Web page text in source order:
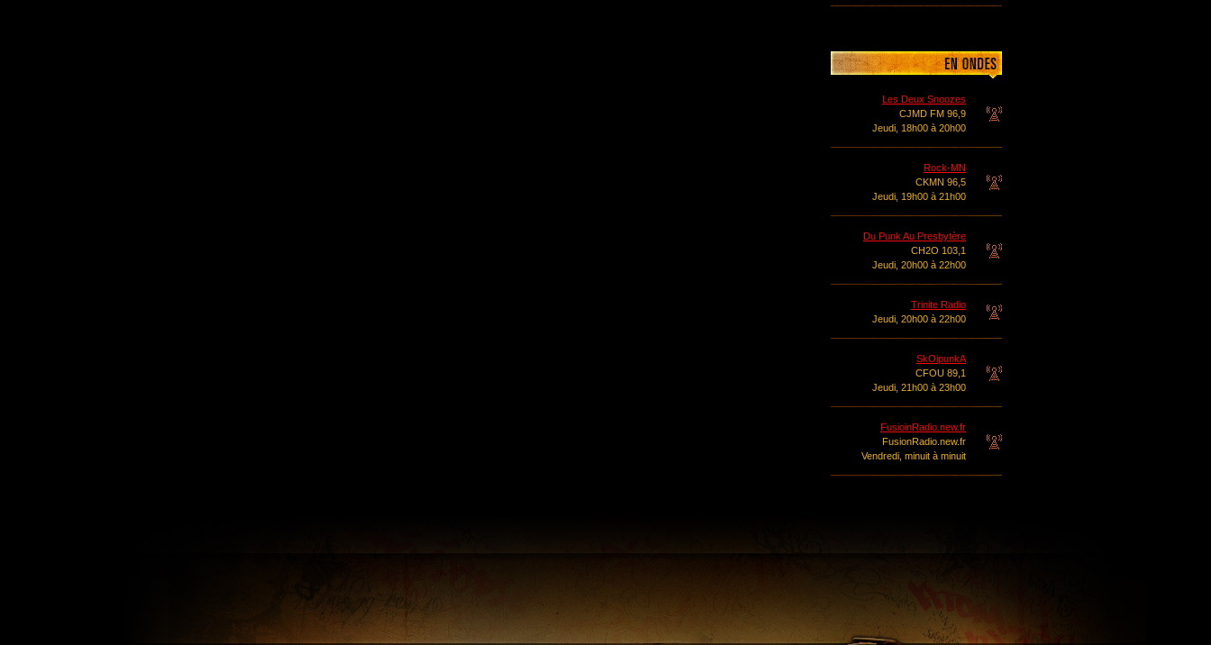
Les Deux Snoozes
CJMD FM 96,9
Jeudi, 18h00 à 20h00
Rock-MN
CKMN 96,5
Jeudi, 19h00 à 21h00
Du Punk Au Presbytère
CH2O 103,1
Jeudi, 20h00 à 22h00
Trinite Radio
Jeudi, 20h00 à 22h00
SkOipunkA
CFOU 89,1
Jeudi, 21h00 à 23h00
FusioinRadio.new.fr
FusionRadio.new.fr
Vendredi, minuit à minuit